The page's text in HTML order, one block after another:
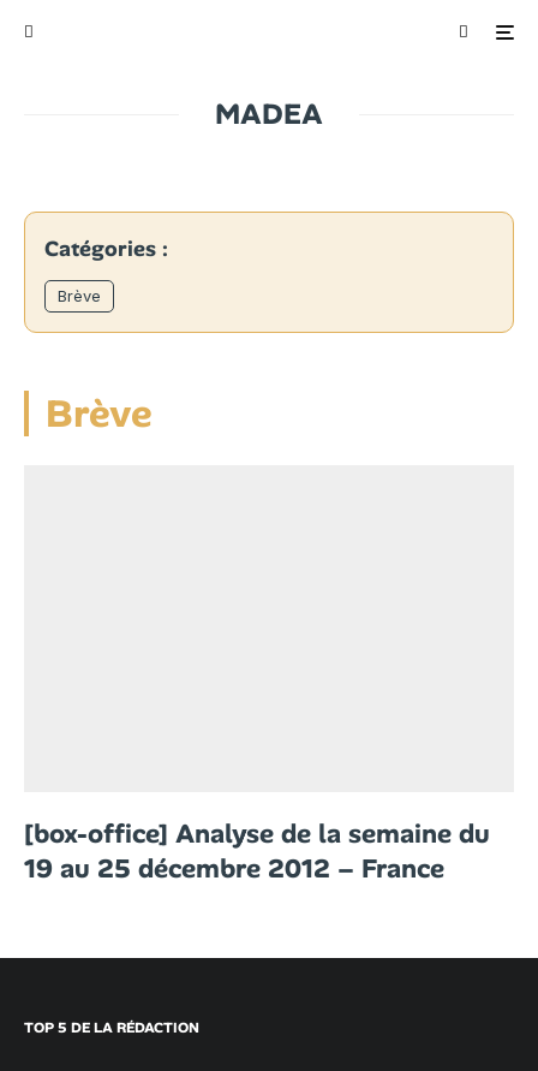
MADEA
Catégories :
Brève
Brève
[box-office] Analyse de la semaine du
19 au 25 décembre 2012 – France
TOP 5 DE LA RÉDACTION